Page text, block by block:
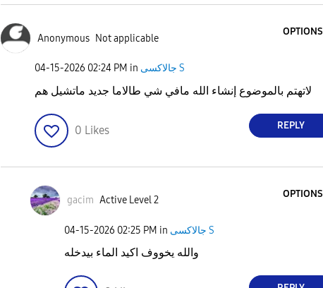
Anonymous Not applicable
OPTIONS
‎04-15-2026 02:24 PM in جالاكسى S
لاتهتم بالموضوع إنشاء الله مافي شي طالاما جديد ماتشيل هم
0 Likes REPLY
gacim Active Level 2
OPTIONS
‎04-15-2026 02:25 PM in جالاكسى S
والله يخووف اكيد الماء بيدخله